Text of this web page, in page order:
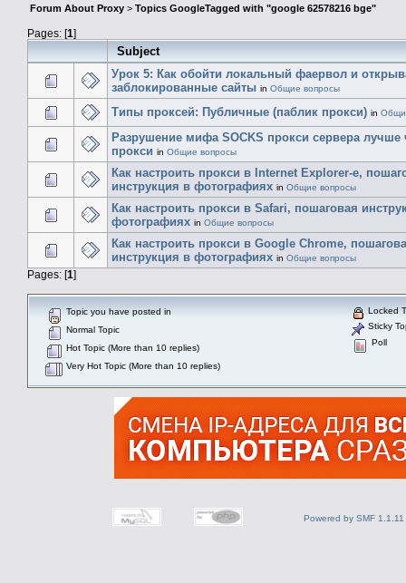
Forum About Proxy > Topics GoogleTagged with "google 62578216 bge"
Pages: [1]
Subject
Урок 5: Как обойти локальный фаервол и
заблокированные сайты in Общие вопросы
Типы проксей: Публичные (паблик прокси) in
Разрушение мифа SOCKS прокси сервера лучше
прокси in Общие вопросы
Как настроить прокси в Internet Explorer-е,
инструкция в фотографиях in Общие вопросы
Как настроить прокси в Safari, пошаговая
фотографиях in Общие вопросы
Как настроить прокси в Google Chrome,
инструкция в фотографиях in Общие вопросы
Pages: [1]
Topic you have posted in
Normal Topic
Hot Topic (More than 10 replies)
Very Hot Topic (More than 10 replies)
Locked
Sticky
Poll
Powered by SMF 1.1.11